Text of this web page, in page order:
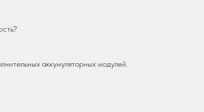
аккумуляторных модулей.